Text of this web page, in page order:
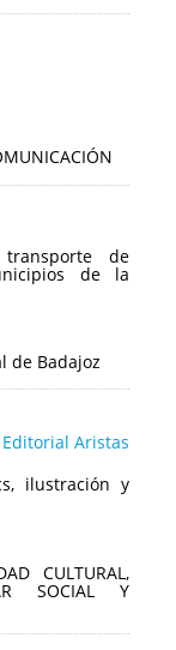
de
de la
de Badajoz
Aristas
ilustración y
CULTURAL,
SOCIAL Y